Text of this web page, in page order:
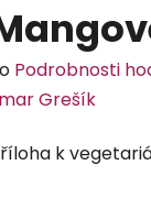
Podrobnosti
Grešík
k